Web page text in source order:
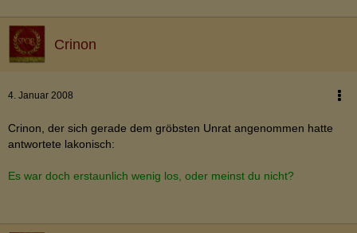
Crinon
4. Januar 2008
Crinon, der sich gerade dem gröbsten Unrat angenommen hatte
antwortete lakonisch:
Es war doch erstaunlich wenig los, oder meinst du nicht?